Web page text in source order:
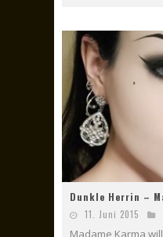
Dunkle Herrin –
11. Juni 2015
Madame Karma